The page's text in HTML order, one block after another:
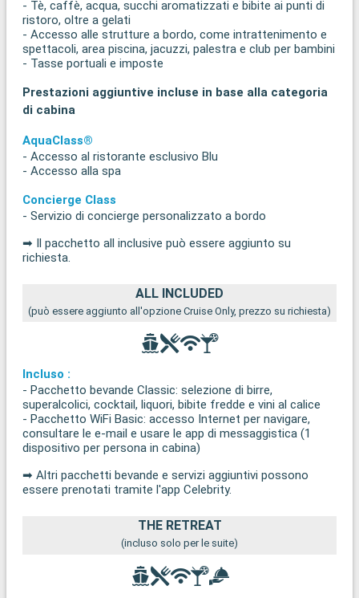
- Tè, caffè, acqua, succhi aromatizzati e bibite ai punti di
ristoro, oltre a gelati
- Accesso alle strutture a bordo, come intrattenimento e
spettacoli, area piscina, jacuzzi, palestra e club per bambini
- Tasse portuali e imposte
Prestazioni aggiuntive incluse in base alla categoria
di cabina
AquaClass®
- Accesso al ristorante esclusivo Blu
- Accesso alla spa
Concierge Class
- Servizio di concierge personalizzato a bordo
➡ Il pacchetto all inclusive può essere aggiunto su
richiesta.
ALL INCLUDED
(può essere aggiunto all'opzione Cruise Only, prezzo su richiesta)
Incluso :
- Pacchetto bevande Classic: selezione di birre,
superalcolici, cocktail, liquori, bibite fredde e vini al calice
- Pacchetto WiFi Basic: accesso Internet per navigare,
consultare le e-mail e usare le app di messaggistica (1
dispositivo per persona in cabina)
➡ Altri pacchetti bevande e servizi aggiuntivi possono
essere prenotati tramite l'app Celebrity.
THE RETREAT
(incluso solo per le suite)